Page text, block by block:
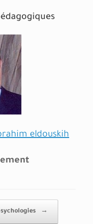
eldouskih
→